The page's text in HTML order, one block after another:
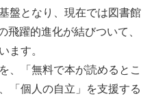
盤となり、現在では図書館
飛躍的進化が結びついて、
ます。
、「無料で本が読めるとこ
「個人の自立」を支援する